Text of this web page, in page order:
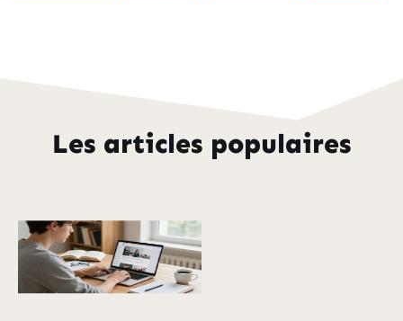
Les articles populaires